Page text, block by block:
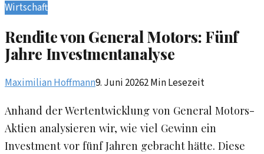
Wirtschaft
Rendite von General Motors: Fünf
Jahre Investmentanalyse
Maximilian Hoffmann9. Juni 20262Min Lesezeit
Anhand der Wertentwicklung von General Motors-
Aktien analysieren wir, wie viel Gewinn ein
Investment vor fünf Jahren gebracht hätte. Diese